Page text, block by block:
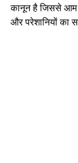
कानून है जिससे
और परेशानियों का